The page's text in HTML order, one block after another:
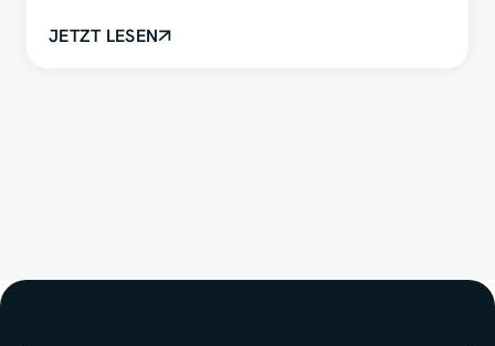
JETZT LESEN